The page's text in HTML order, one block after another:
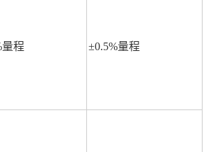
量程 ±0.5%量程